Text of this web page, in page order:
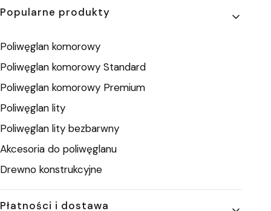
Popularne produkty
Poliwęglan komorowy
Poliwęglan komorowy Standard
Poliwęglan komorowy Premium
Poliwęglan lity
Poliwęglan lity bezbarwny
Akcesoria do poliwęglanu
Drewno konstrukcyjne
Płatności i dostawa